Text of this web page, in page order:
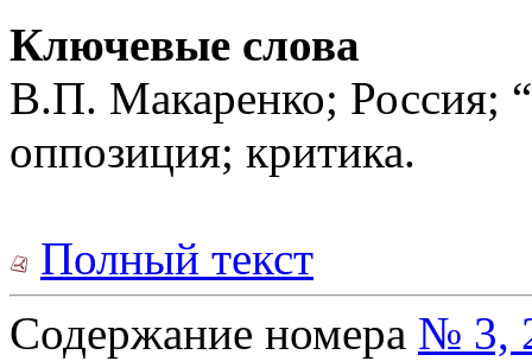
Ключевые слова
В.П. Макаренко; Россия;
оппозиция; критика.
Полный текст
Содержание номера № 3,